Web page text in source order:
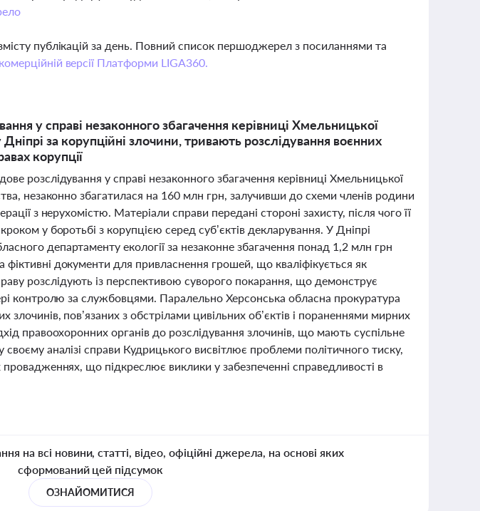
публікацій за день. Повний список першоджерел з посиланнями та
комерційній версії Платформи LIGA360.
у справі незаконного збагачення керівниці Хмельницької
за корупційні злочини, тривають розслідування воєнних
корупції
розслідування у справі незаконного збагачення керівниці Хмельницької
незаконно збагатилася на 160 млн грн, залучивши до схеми членів родини
з нерухомістю. Матеріали справи передані стороні захисту, після чого її
у боротьбі з корупцією серед суб’єктів декларування. У Дніпрі
департаменту екології за незаконне збагачення понад 1,2 млн грн
документи для привласнення грошей, що кваліфікується як
розслідують із перспективою суворого покарання, що демонструє
контролю за службовцями. Паралельно Херсонська обласна прокуратура
злочинів, пов’язаних з обстрілами цивільних об’єктів і пораненнями мирних
правоохоронних органів до розслідування злочинів, що мають суспільне
аналізі справи Кудрицького висвітлює проблеми політичного тиску,
що підкреслює виклики у забезпеченні справедливості в
на всі новини, статті, відео, офіційні джерела, на основі яких
сформований цей підсумок
ОЗНАЙОМИТИСЯ